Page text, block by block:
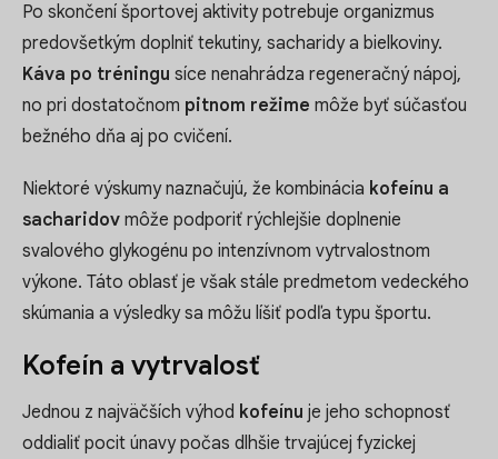
Po skončení športovej aktivity potrebuje organizmus
predovšetkým doplniť tekutiny, sacharidy a bielkoviny.
Káva po tréningu síce nenahrádza regeneračný nápoj,
no pri dostatočnom pitnom režime môže byť súčasťou
bežného dňa aj po cvičení.
Niektoré výskumy naznačujú, že kombinácia kofeínu a
sacharidov môže podporiť rýchlejšie doplnenie
svalového glykogénu po intenzívnom vytrvalostnom
výkone. Táto oblasť je však stále predmetom vedeckého
skúmania a výsledky sa môžu líšiť podľa typu športu.
Kofeín a vytrvalosť
Jednou z najväčších výhod kofeínu je jeho schopnosť
oddialiť pocit únavy počas dlhšie trvajúcej fyzickej